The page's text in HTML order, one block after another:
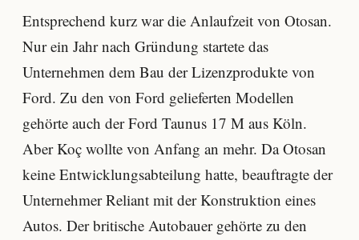
Entsprechend kurz war die Anlaufzeit von Otosan.
Nur ein Jahr nach Gründung startete das
Unternehmen dem Bau der Lizenzprodukte von
Ford. Zu den von Ford gelieferten Modellen
gehörte auch der Ford Taunus 17 M aus Köln.
Aber Koç wollte von Anfang an mehr. Da Otosan
keine Entwicklungsabteilung hatte, beauftragte der
Unternehmer Reliant mit der Konstruktion eines
Autos. Der britische Autobauer gehörte zu den